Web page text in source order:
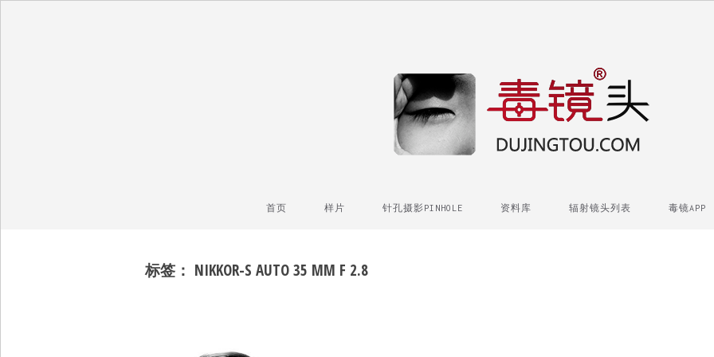
首页 样片 针孔摄影PINHOLE 资料库 辐射镜头列表 毒镜APP
标签： NIKKOR-S AUTO 35 MM F 2.8